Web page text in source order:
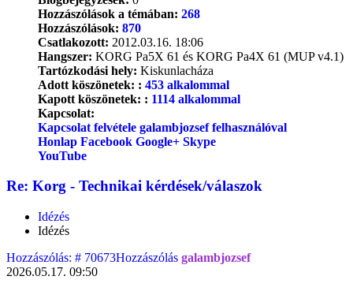
Hozzászólások a témában: 268
Hozzászólások: 870
Csatlakozott: 2012.03.16. 18:06
Hangszer: KORG Pa5X 61 és KORG Pa4X 61 (MUP v4.1)
Tartózkodási hely: Kiskunlacháza
Adott köszönetek: : 453 alkalommal
Kapott köszönetek: : 1114 alkalommal
Kapcsolat:
Kapcsolat felvétele galambjozsef felhasználóval
Honlap Facebook Google+ Skype
YouTube
Re: Korg - Technikai kérdések/válaszok
Idézés
Idézés
Hozzászólás: # 70673Hozzászólás galambjozsef
2026.05.17. 09:50